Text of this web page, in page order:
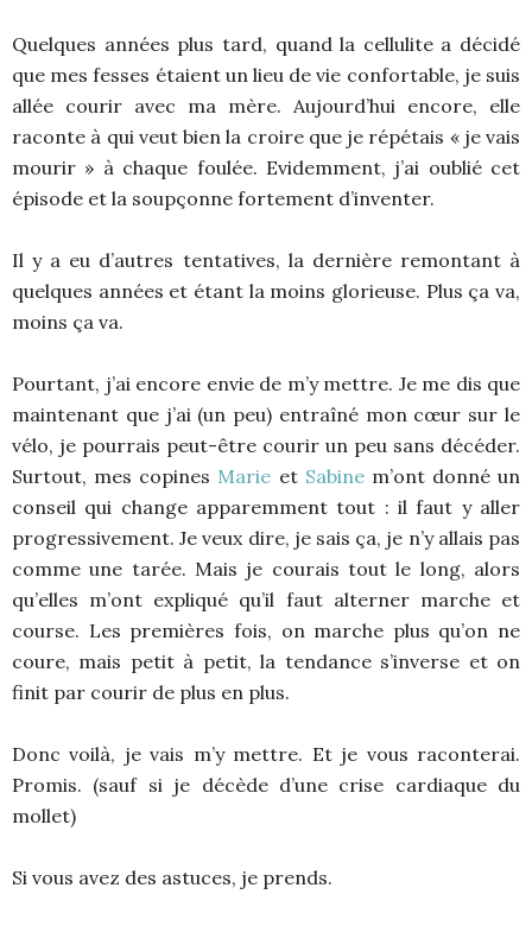
Quelques années plus tard, quand la cellulite a décidé
que mes fesses étaient un lieu de vie confortable, je suis
allée courir avec ma mère. Aujourd’hui encore, elle
raconte à qui veut bien la croire que je répétais « je vais
mourir » à chaque foulée. Evidemment, j’ai oublié cet
épisode et la soupçonne fortement d’inventer.
Il y a eu d’autres tentatives, la dernière remontant à
quelques années et étant la moins glorieuse. Plus ça va,
moins ça va.
Pourtant, j’ai encore envie de m’y mettre. Je me dis que
maintenant que j’ai (un peu) entraîné mon cœur sur le
vélo, je pourrais peut-être courir un peu sans décéder.
Surtout, mes copines Marie et Sabine m’ont donné un
conseil qui change apparemment tout : il faut y aller
progressivement. Je veux dire, je sais ça, je n’y allais pas
comme une tarée. Mais je courais tout le long, alors
qu’elles m’ont expliqué qu’il faut alterner marche et
course. Les premières fois, on marche plus qu’on ne
coure, mais petit à petit, la tendance s’inverse et on
finit par courir de plus en plus.
Donc voilà, je vais m’y mettre. Et je vous raconterai.
Promis. (sauf si je décède d’une crise cardiaque du
mollet)
Si vous avez des astuces, je prends.